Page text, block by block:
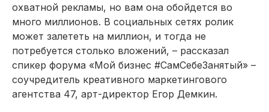
охватной рекламы, но вам она обойдется во
много миллионов. В социальных сетях ролик
может залететь на миллион, и тогда не
потребуется столько вложений, – рассказал
спикер форума «Мой бизнес #СамСебеЗанятый» –
соучредитель креативного маркетингового
агентства 47, арт-директор Егор Демкин.